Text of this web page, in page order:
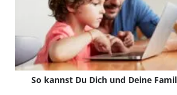
So kannst Du Dich und Deine